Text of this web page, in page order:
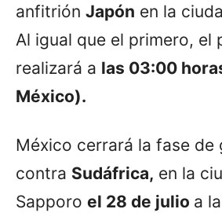
anfitrión Japón en la
Al igual que el primero, el
realizará a las 03:00
México).
México cerrará la fase de
contra Sudáfrica, en la
Sapporo el 28 de julio a